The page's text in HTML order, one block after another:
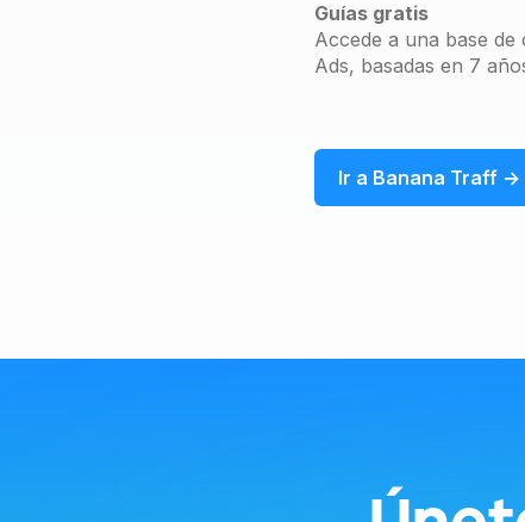
Guías gratis
Accede a una base
Ads, basadas en 7
Ir a Banana Traff →